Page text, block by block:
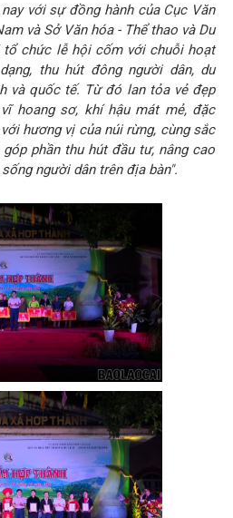
với sự đồng hành của Cục Văn
và Sở Văn hóa - Thể thao và Du
tổ chức lễ hội cốm với chuỗi hoạt
thu hút đông người dân, du
và quốc tế. Từ đó lan tỏa vẻ đẹp
hoang sơ, khí hậu mát mẻ, đặc
hương vị của núi rừng, cùng sắc
góp phần thu hút đầu tư, nâng cao
người dân trên địa bàn".